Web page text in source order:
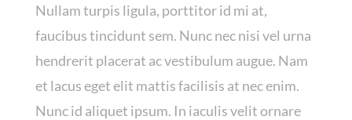
Nullam turpis ligula, porttitor id mi at,
faucibus tincidunt sem. Nunc nec nisi vel urna
hendrerit placerat ac vestibulum augue. Nam
et lacus eget elit mattis facilisis at nec enim.
Nunc id aliquet ipsum. In iaculis velit ornare